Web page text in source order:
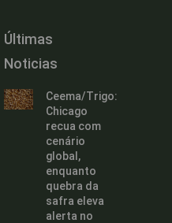
Últimas
Noticias
Ceema/Trigo:
Chicago
recua com
cenário
global,
enquanto
quebra da
safra eleva
alerta no